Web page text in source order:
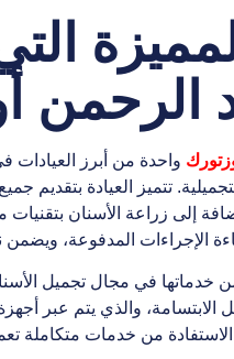
الرحمن
واحدة من أبرز
تتميز العيادة بتقديم
إلى زراعة الأسنان
الإجراءات المدفوعة، ويضمن
خدماتها في مجال تجميل
الابتسامة، والذي يتم عبر
الاستفادة من خدمات